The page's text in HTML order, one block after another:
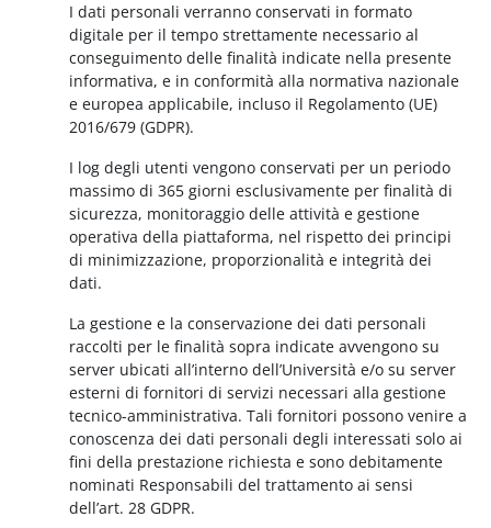
I dati personali verranno conservati in formato
digitale per il tempo strettamente necessario al
conseguimento delle finalità indicate nella presente
informativa, e in conformità alla normativa nazionale
e europea applicabile, incluso il Regolamento (UE)
2016/679 (GDPR).
I log degli utenti vengono conservati per un periodo
massimo di 365 giorni esclusivamente per finalità di
sicurezza, monitoraggio delle attività e gestione
operativa della piattaforma, nel rispetto dei principi
di minimizzazione, proporzionalità e integrità dei
dati.
La gestione e la conservazione dei dati personali
raccolti per le finalità sopra indicate avvengono su
server ubicati all’interno dell’Università e/o su server
esterni di fornitori di servizi necessari alla gestione
tecnico-amministrativa. Tali fornitori possono venire a
conoscenza dei dati personali degli interessati solo ai
fini della prestazione richiesta e sono debitamente
nominati Responsabili del trattamento ai sensi
dell’art. 28 GDPR.